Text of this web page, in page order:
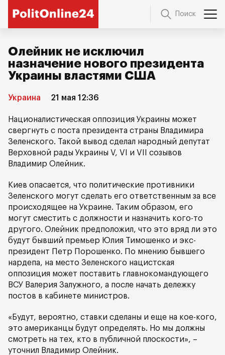
Поиск
Олейник не исключил
назначение нового президента
Украины властями США
Украина 21 мая 12:36
Националистическая оппозиция Украины может
свергнуть с поста президента страны Владимира
Зеленского. Такой вывод сделал народный депутат
Верховной рады Украины V, VI и VII созывов
Владимир Олейник.
Киев опасается, что политические противники
Зеленского могут сделать его ответственным за все
происходящее на Украине. Таким образом, его
могут сместить с должности и назначить кого-то
другого. Олейник предположил, что это вряд ли это
будут бывший премьер Юлия Тимошенко и экс-
президент Петр Порошенко. По мнению бывшего
нардепа, на место Зеленского нацистская
оппозиция может поставить главнокомандующего
ВСУ Валерия Залужного, а после начать дележку
постов в кабинете министров.
«Будут, вероятно, ставки сделаны и еще на кое-кого,
это американцы будут определять. Но мы должны
смотреть на тех, кто в публичной плоскости», –
уточнил Владимир Олейник.